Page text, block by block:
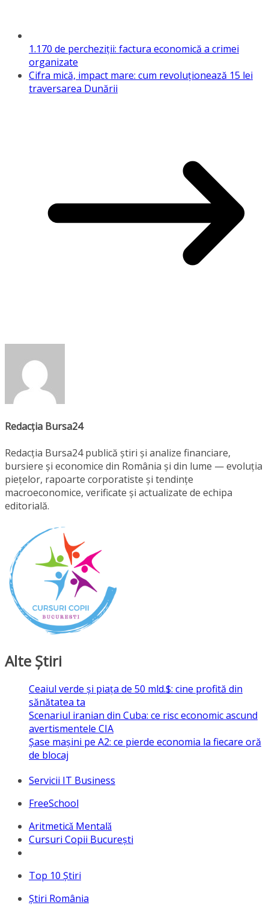
1.170 de percheziții: factura economică a crimei
organizate
Cifra mică, impact mare: cum revoluționează 15 lei
traversarea Dunării
Redacția Bursa24
Redacția Bursa24 publică știri și analize financiare,
bursiere și economice din România și din lume — evoluția
piețelor, rapoarte corporatiste și tendințe
macroeconomice, verificate și actualizate de echipa
editorială.
Alte Ştiri
Ceaiul verde și piața de 50 mld.$: cine profită din
sănătatea ta
Scenariul iranian din Cuba: ce risc economic ascund
avertismentele CIA
Șase mașini pe A2: ce pierde economia la fiecare oră
de blocaj
Servicii IT Business
FreeSchool
Aritmeticǎ Mentalǎ
Cursuri Copii București
Top 10 Ştiri
Ştiri România